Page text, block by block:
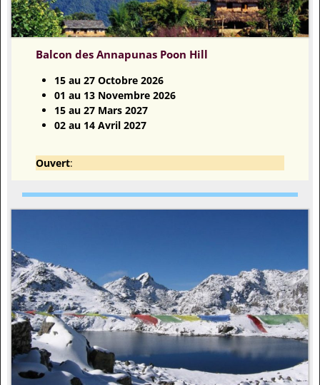
Balcon des Annapunas Poon Hill
15 au 27 Octobre 2026
01 au 13 Novembre 2026
15 au 27 Mars 2027
02 au 14 Avril 2027
Ouvert: